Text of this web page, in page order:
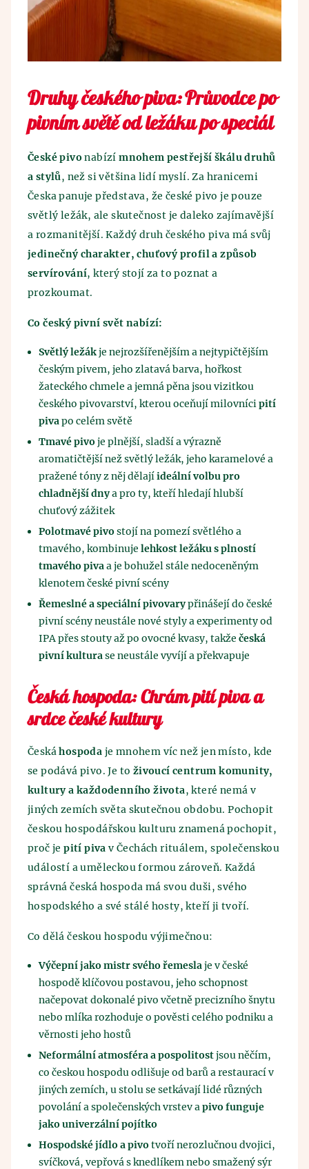
Druhy českého piva: Průvodce po
pivním světě od ležáku po speciál
České pivonabízímnohem pestřejší škálu druhů
a stylů, než si většina lidí myslí. Za hranicemi
Česka panuje představa, že české pivo je pouze
světlý ležák, ale skutečnost je daleko zajímavější
a rozmanitější. Každý druh českého piva má svůj
jedinečný charakter, chuťový profil a způsob
servírování, který stojí za to poznat a
prozkoumat.
Co český pivní svět nabízí:
Světlý ležákje nejrozšířenějším a nejtypičtějším
českým pivem, jeho zlatavá barva, hořkost
žateckého chmele a jemná pěna jsou vizitkou
českého pivovarství, kterou oceňují milovnícipití
pivapo celém světě
Tmavé pivoje plnější, sladší a výrazně
aromatičtější než světlý ležák, jeho karamelové a
pražené tóny z něj dělajíideální volbu pro
chladnější dnya pro ty, kteří hledají hlubší
chuťový zážitek
Polotmavé pivostojí na pomezí světlého a
tmavého, kombinuje lehkost ležáku s plností
tmavého pivaa je bohužel stále nedoceněným
klenotem české pivní scény
Řemeslné a speciální pivovarypřinášejí do české
pivní scény neustále nové styly a experimenty od
IPA přes stouty až po ovocné kvasy, takže česká
pivní kulturase neustále vyvíjí a překvapuje
Česká hospoda: Chrám pití piva a
srdce české kultury
Českáhospoda je mnohem víc než jen místo, kde
se podává pivo. Je to živoucí centrum komunity,
kultury a každodenního života, které nemá v
jiných zemích světa skutečnou obdobu. Pochopit
českou hospodářskou kulturu znamená pochopit,
proč jepití piva v Čechách rituálem, společenskou
událostí a uměleckou formou zároveň. Každá
správná česká hospoda má svou duši, svého
hospodského a své stálé hosty, kteří ji tvoří.
Co dělá českou hospodu výjimečnou:
Výčepní jako mistr svého řemeslaje v české
hospodě klíčovou postavou, jeho schopnost
načepovat dokonalé pivo včetně precizního šnytu
nebo mlíka rozhoduje o pověsti celého podniku a
věrnosti jeho hostů
Neformální atmosféra a pospolitostjsou něčím,
co českou hospodu odlišuje od barů a restaurací v
jiných zemích, u stolu se setkávají lidé různých
povolání a společenských vrstev apivo funguje
jako univerzální pojítko
Hospodské jídlo a pivotvoří nerozlučnou dvojici,
svíčková, vepřová s knedlíkem nebo smažený sýr